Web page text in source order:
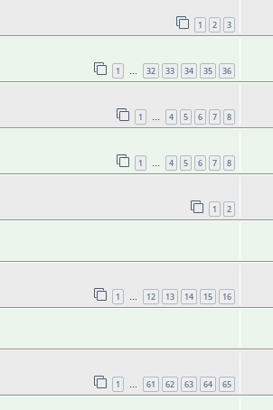
1 2 3
1 … 32 33 34 35 36
1 … 4 5 6 7 8
1 … 4 5 6 7 8
1 2
1 … 12 13 14 15 16
1 … 61 62 63 64 65